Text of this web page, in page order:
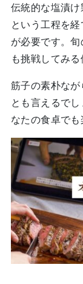
伝統的な塩漬
という工程を
が必要です。
も挑戦してみる
筋子の素朴な
とも言えるで
なたの食卓でも